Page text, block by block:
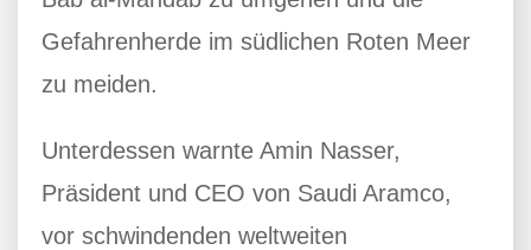
Gefahrenherde im südlichen Roten Meer
zu meiden.
Unterdessen warnte Amin Nasser,
Präsident und CEO von Saudi Aramco,
vor schwindenden weltweiten